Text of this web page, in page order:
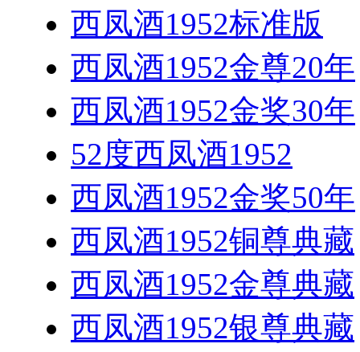
西凤酒1952标准版
西凤酒1952金尊20年
西凤酒1952金奖30年
52度西凤酒1952
西凤酒1952金奖50年
西凤酒1952铜尊典藏
西凤酒1952金尊典藏
西凤酒1952银尊典藏